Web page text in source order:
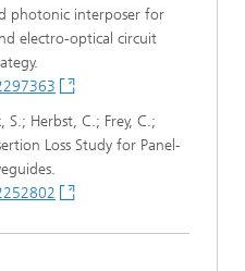
photonic interposer for
electro-optical circuit
Herbst, C.; Frey, C.;
Loss Study for Panel-